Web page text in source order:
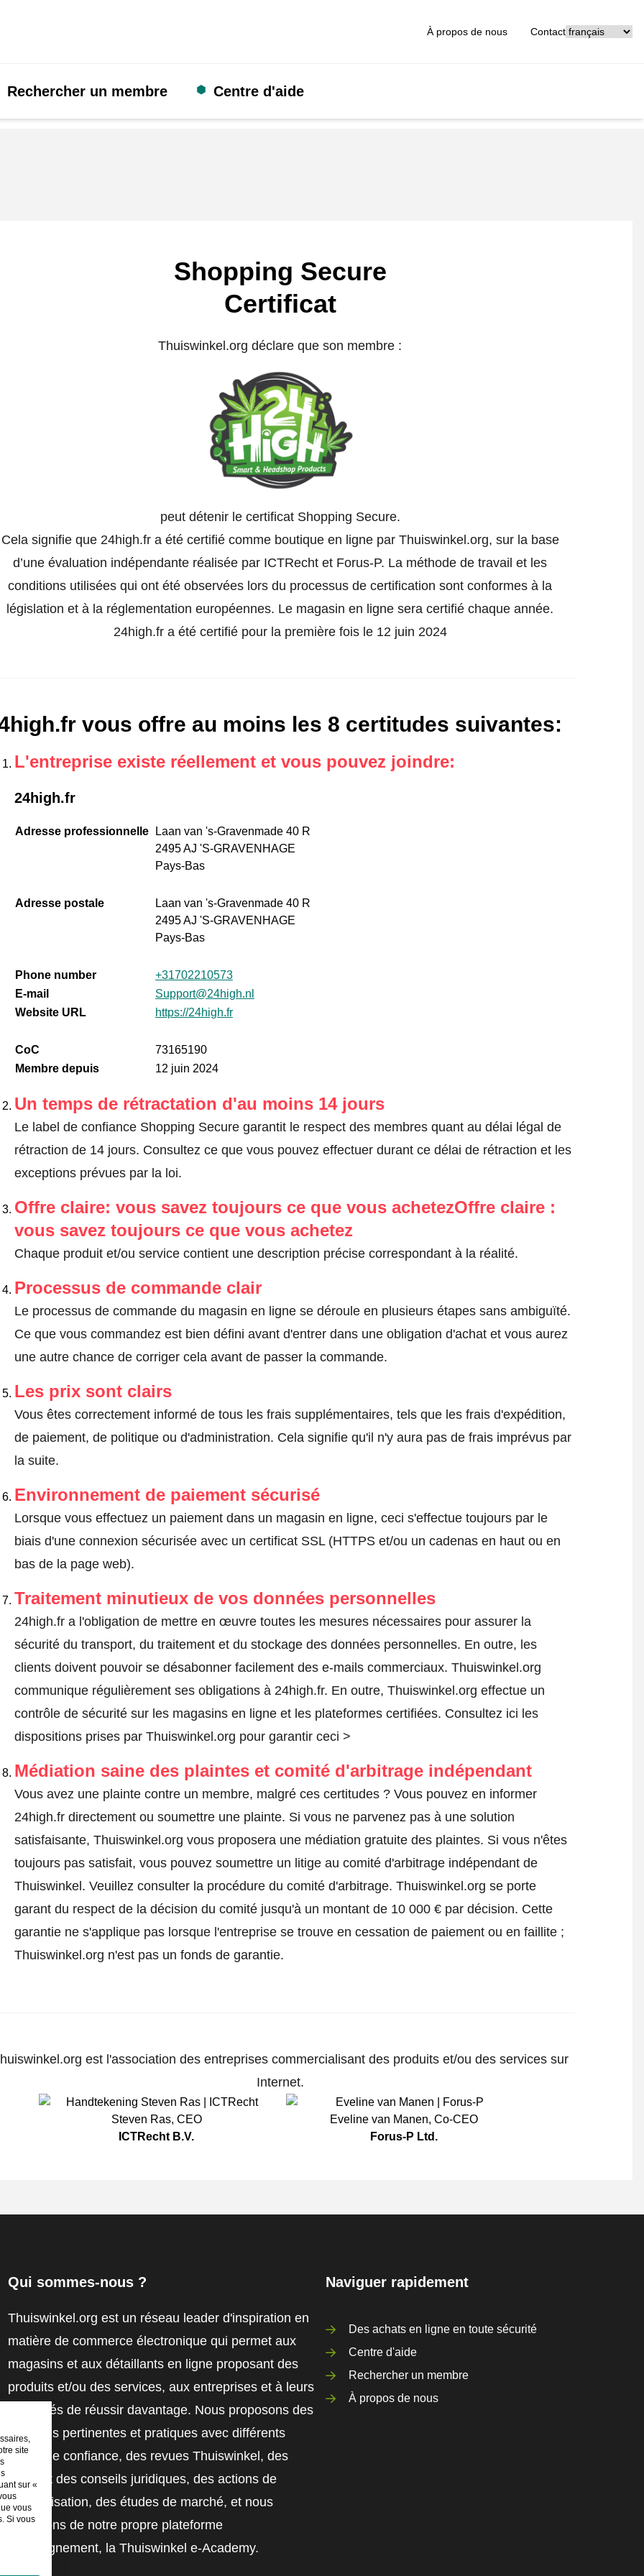
À propos de nous Contact
Rechercher un membre Centre d'aide
Shopping Secure
Certificat
Thuiswinkel.org déclare que son membre :
peut détenir le certificat Shopping Secure.
Cela signifie que 24high.fr a été certifié comme boutique en ligne par Thuiswinkel.org, sur la base
d’une évaluation indépendante réalisée par ICTRecht et Forus-P. La méthode de travail et les
conditions utilisées qui ont été observées lors du processus de certification sont conformes à la
législation et à la réglementation européennes. Le magasin en ligne sera certifié chaque année.
24high.fr a été certifié pour la première fois le 12 juin 2024
vous offre au moins les 8 certitudes suivantes:
L'entreprise existe réellement et vous pouvez joindre:
24high.fr
Adresse professionnelle
Laan van 's-Gravenmade 40 R
2495 AJ 'S-GRAVENHAGE
Pays-Bas
Adresse postale
Laan van 's-Gravenmade 40 R
2495 AJ 'S-GRAVENHAGE
Pays-Bas
Phone number
+31702210573
E-mail
Support@24high.nl
Website URL
https://24high.fr
CoC
73165190
Membre depuis
12 juin 2024
Un temps de rétractation d'au moins 14 jours
Le label de confiance Shopping Secure garantit le respect des membres quant au délai légal de
rétraction de 14 jours. Consultez ce que vous pouvez effectuer durant ce délai de rétraction et les
exceptions prévues par la loi.
Offre claire: vous savez toujours ce que vous achetezOffre claire :
vous savez toujours ce que vous achetez
Chaque produit et/ou service contient une description précise correspondant à la réalité.
Processus de commande clair
Le processus de commande du magasin en ligne se déroule en plusieurs étapes sans ambiguïté.
Ce que vous commandez est bien défini avant d'entrer dans une obligation d'achat et vous aurez
une autre chance de corriger cela avant de passer la commande.
Les prix sont clairs
Vous êtes correctement informé de tous les frais supplémentaires, tels que les frais d'expédition,
de paiement, de politique ou d'administration. Cela signifie qu'il n'y aura pas de frais imprévus par
la suite.
Environnement de paiement sécurisé
Lorsque vous effectuez un paiement dans un magasin en ligne, ceci s'effectue toujours par le
biais d'une connexion sécurisée avec un certificat SSL (HTTPS et/ou un cadenas en haut ou en
bas de la page web).
Traitement minutieux de vos données personnelles
24high.fr a l'obligation de mettre en œuvre toutes les mesures nécessaires pour assurer la
sécurité du transport, du traitement et du stockage des données personnelles. En outre, les
clients doivent pouvoir se désabonner facilement des e-mails commerciaux. Thuiswinkel.org
communique régulièrement ses obligations à 24high.fr. En outre, Thuiswinkel.org effectue un
contrôle de sécurité sur les magasins en ligne et les plateformes certifiées. Consultez ici les
dispositions prises par Thuiswinkel.org pour garantir ceci >
Médiation saine des plaintes et comité d'arbitrage indépendant
Vous avez une plainte contre un membre, malgré ces certitudes ? Vous pouvez en informer
24high.fr directement ou soumettre une plainte. Si vous ne parvenez pas à une solution
satisfaisante, Thuiswinkel.org vous proposera une médiation gratuite des plaintes. Si vous n'êtes
toujours pas satisfait, vous pouvez soumettre un litige au comité d'arbitrage indépendant de
Thuiswinkel. Veuillez consulter la procédure du comité d'arbitrage. Thuiswinkel.org se porte
garant du respect de la décision du comité jusqu'à un montant de 10 000 € par décision. Cette
garantie ne s'applique pas lorsque l'entreprise se trouve en cessation de paiement ou en faillite ;
Thuiswinkel.org n'est pas un fonds de garantie.
est l'association des entreprises commercialisant des produits et/ou des services sur
Internet.
Steven Ras, CEO
ICTRecht B.V.
Eveline van Manen, Co-CEO
Forus-P Ltd.
Qui sommes-nous ?
Thuiswinkel.org est un réseau leader d'inspiration en
matière de commerce électronique qui permet aux
magasins et aux détaillants en ligne proposant des
produits et/ou des services, aux entreprises et à leurs
employés de réussir davantage. Nous proposons des
solutions pertinentes et pratiques avec différents
labels de confiance, des revues Thuiswinkel, des
outils et des conseils juridiques, des actions de
sensibilisation, des études de marché, et nous
disposons de notre propre plateforme
d'enseignement, la Thuiswinkel e-Academy.
Naviguer rapidement
Des achats en ligne en toute sécurité
Centre d'aide
Rechercher un membre
À propos de nous
site
sur «
vous
Si vous